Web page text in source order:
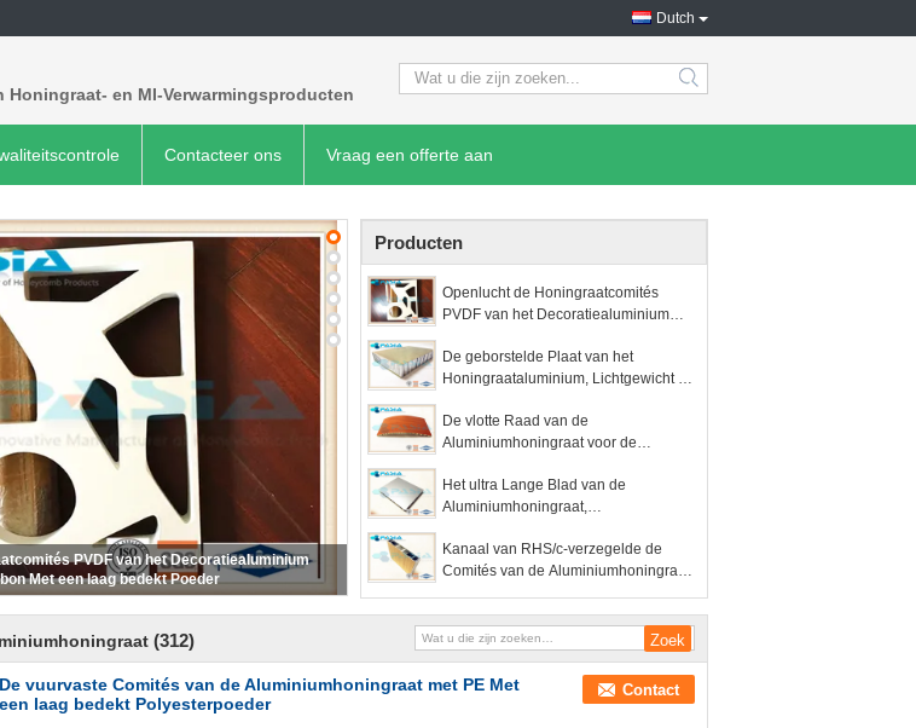
Dutch
Honingraat- en MI-Verwarmingsproducten search
Contacteer ons Vraag een offerte aan
het Honingraataluminium, Lichtgewicht de
Thermische Isolatie
Producten
Openlucht de Honingraatcomités
PVDF van het Decoratiealuminium
Poeder
De geborstelde Plaat van het
Honingraataluminium, Lichtgewicht de
De vlotte Raad van de
Aluminiumhoningraat voor de
Compartimentenverdeling
Het ultra Lange Blad van de
Aluminiumhoningraat,
Gebouwen
Kanaal van RHS/c-verzegelde de
Comités van de Aluminiumhoningraat
(312)
De vuurvaste Comités van de Aluminiumhoningraat met PE Met
een laag bedekt Polyesterpoeder
Contact